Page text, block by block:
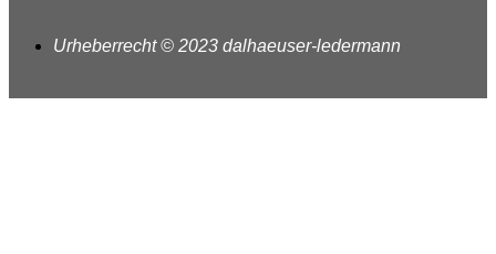
Urheberrecht © 2023 dalhaeuser-ledermann